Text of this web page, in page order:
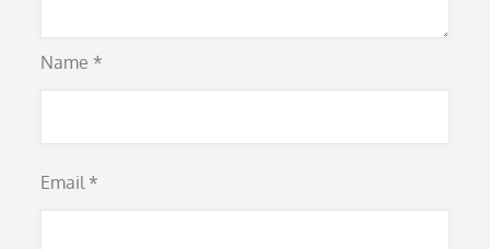
Name *
Email *